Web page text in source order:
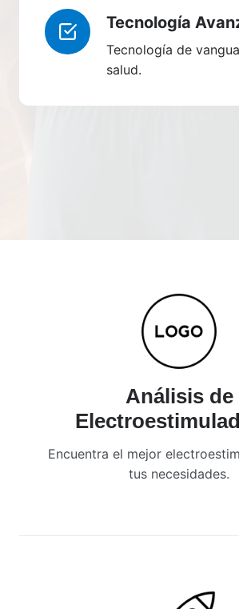
Tecnología
Tecnología de
salud.
Análisis de
Encuentra el mejor
tus necesidades.